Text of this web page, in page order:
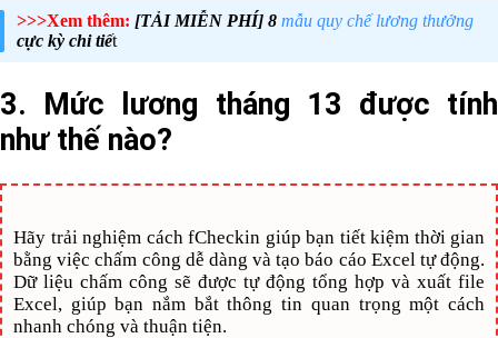
>>>Xem thêm: [TẢI MIỄN PHÍ] 8 mẫu quy chế lương thưởng
cực kỳ chi tiết
3. Mức lương tháng 13 được tính
như thế nào?
Hãy trải nghiệm cách fCheckin giúp bạn tiết kiệm thời gian
bằng việc chấm công dễ dàng và tạo báo cáo Excel tự động.
Dữ liệu chấm công sẽ được tự động tổng hợp và xuất file
Excel, giúp bạn nắm bắt thông tin quan trọng một cách
nhanh chóng và thuận tiện.